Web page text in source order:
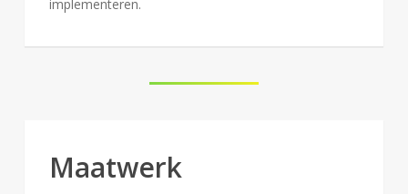
implementeren.
Maatwerk